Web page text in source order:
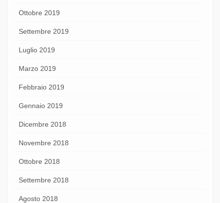
Ottobre 2019
Settembre 2019
Luglio 2019
Marzo 2019
Febbraio 2019
Gennaio 2019
Dicembre 2018
Novembre 2018
Ottobre 2018
Settembre 2018
Agosto 2018